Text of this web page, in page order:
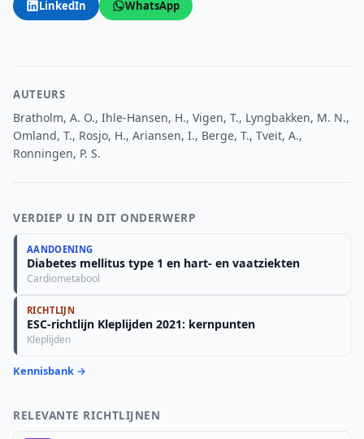
LinkedIn WhatsApp
AUTEURS
Bratholm, A. O., Ihle-Hansen, H., Vigen, T., Lyngbakken, M. N.,
Omland, T., Rosjo, H., Ariansen, I., Berge, T., Tveit, A.,
Ronningen, P. S.
VERDIEP U IN DIT ONDERWERP
AANDOENING
Diabetes mellitus type 1 en hart- en vaatziekten
Cardiometabool
RICHTLIJN
ESC-richtlijn Kleplijden 2021: kernpunten
Kleplijden
Kennisbank →
RELEVANTE RICHTLIJNEN